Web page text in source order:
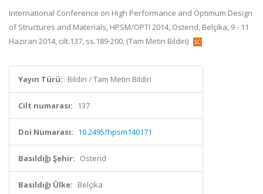
International Conference on High Performance and Optimum Design
of Structures and Materials, HPSM/OPTI 2014, Ostend, Belçika, 9 - 11
Haziran 2014, cilt.137, ss.189-200, (Tam Metin Bildiri)
Yayın Türü: Bildiri / Tam Metin Bildiri
Cilt numarası: 137
Doi Numarası: 10.2495/hpsm140171
Basıldığı Şehir: Ostend
Basıldığı Ülke: Belçika